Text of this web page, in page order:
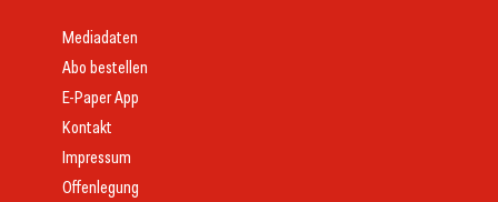
Mediadaten
Abo bestellen
E-Paper App
Kontakt
Impressum
Offenlegung